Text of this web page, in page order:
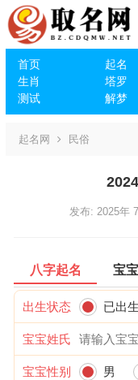
首页 起名
生肖
塔罗
测试
解梦
起名网 民俗
发布: 2025年
八字起名 宝
出生状态 已出生
宝宝姓氏
宝宝性别 男